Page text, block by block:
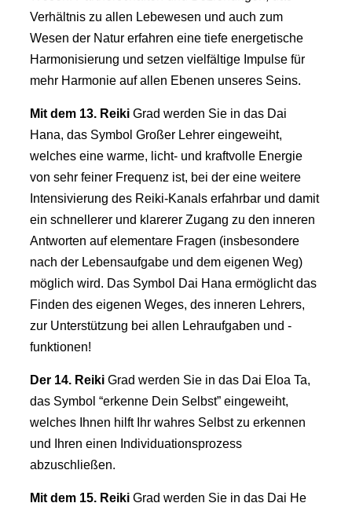
Verhältnis zu allen Lebewesen und auch zum
Wesen der Natur erfahren eine tiefe energetische
Harmonisierung und setzen vielfältige Impulse für
mehr Harmonie auf allen Ebenen unseres Seins.
Mit dem 13. Reiki Grad werden Sie in das Dai
Hana, das Symbol Großer Lehrer eingeweiht,
welches eine warme, licht- und kraftvolle Energie
von sehr feiner Frequenz ist, bei der eine weitere
Intensivierung des Reiki-Kanals erfahrbar und damit
ein schnellerer und klarerer Zugang zu den inneren
Antworten auf elementare Fragen (insbesondere
nach der Lebensaufgabe und dem eigenen Weg)
möglich wird. Das Symbol Dai Hana ermöglicht das
Finden des eigenen Weges, des inneren Lehrers,
zur Unterstützung bei allen Lehraufgaben und -
funktionen!
Der 14. Reiki Grad werden Sie in das Dai Eloa Ta,
das Symbol “erkenne Dein Selbst” eingeweiht,
welches Ihnen hilft Ihr wahres Selbst zu erkennen
und Ihren einen Individuationsprozess
abzuschließen.
Mit dem 15. Reiki Grad werden Sie in das Dai He